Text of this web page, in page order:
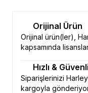
Orijinal Ürün
Orijinal ürün(ler),
kapsamında
Hızlı &
Siparişlerinizi
kargoyla